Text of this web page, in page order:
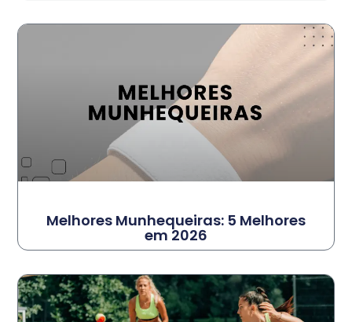
Melhores Munhequeiras: 5 Melhores
em 2026